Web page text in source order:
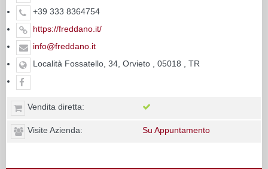
+39 333 8364754
https://freddano.it/
info@freddano.it
Località Fossatello, 34, Orvieto , 05018 , TR
Vendita diretta:
Visite Azienda: Su Appuntamento